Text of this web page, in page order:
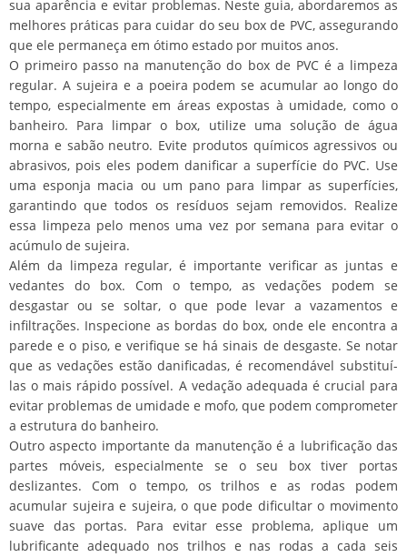
sua aparência e evitar problemas. Neste guia, abordaremos as
melhores práticas para cuidar do seu box de PVC, assegurando
que ele permaneça em ótimo estado por muitos anos.
O primeiro passo na manutenção do box de PVC é a limpeza
regular. A sujeira e a poeira podem se acumular ao longo do
tempo, especialmente em áreas expostas à umidade, como o
banheiro. Para limpar o box, utilize uma solução de água
morna e sabão neutro. Evite produtos químicos agressivos ou
abrasivos, pois eles podem danificar a superfície do PVC. Use
uma esponja macia ou um pano para limpar as superfícies,
garantindo que todos os resíduos sejam removidos. Realize
essa limpeza pelo menos uma vez por semana para evitar o
acúmulo de sujeira.
Além da limpeza regular, é importante verificar as juntas e
vedantes do box. Com o tempo, as vedações podem se
desgastar ou se soltar, o que pode levar a vazamentos e
infiltrações. Inspecione as bordas do box, onde ele encontra a
parede e o piso, e verifique se há sinais de desgaste. Se notar
que as vedações estão danificadas, é recomendável substituí-
las o mais rápido possível. A vedação adequada é crucial para
evitar problemas de umidade e mofo, que podem comprometer
a estrutura do banheiro.
Outro aspecto importante da manutenção é a lubrificação das
partes móveis, especialmente se o seu box tiver portas
deslizantes. Com o tempo, os trilhos e as rodas podem
acumular sujeira e sujeira, o que pode dificultar o movimento
suave das portas. Para evitar esse problema, aplique um
lubrificante adequado nos trilhos e nas rodas a cada seis